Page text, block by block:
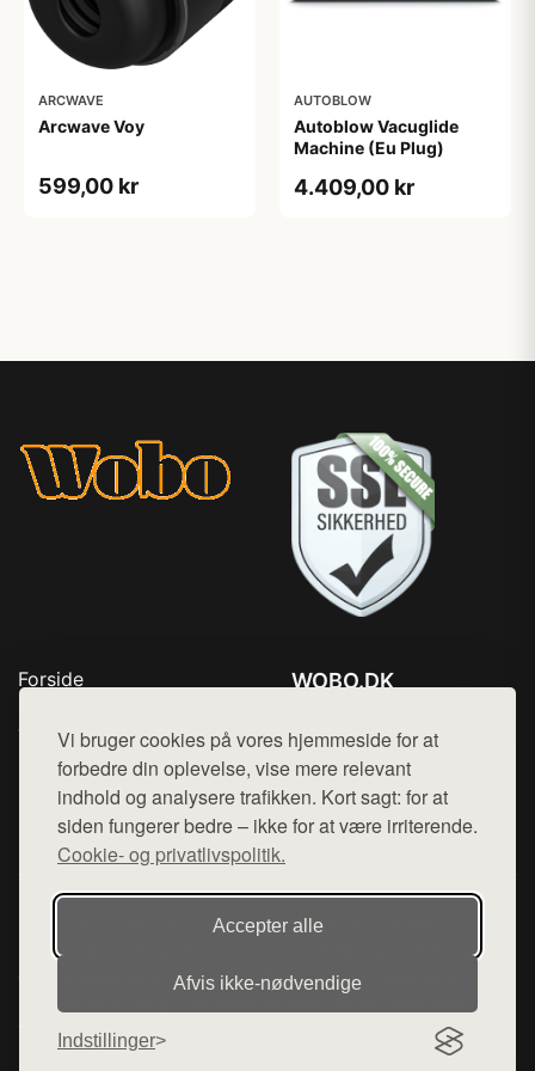
Vi bruger cookies på vores hjemmeside for at
forbedre din oplevelse, vise mere relevant
indhold og analysere trafikken. Kort sagt: for at
siden fungerer bedre – ikke for at være irriterende.
Cookie- og privatlivspolitik.
Accepter alle
Afvis ikke‑nødvendige
Indstillinger
ARCWAVE
Arcwave Voy
599,00 kr
AUTOBLOW
Autoblow Vacuglide
Machine (Eu Plug)
4.409,00 kr
Forside
Top Rabatter
Kontakt
WOBO.DK
Mail: hej@want.dk
Cookie- og privatlivspolitik
Denne side er en del af want.dk, der udgiver en række
hjemmesider med præsentation af forskellige produkter fra
diverse webshops. Der sælges ikke varer fra denne side - vi
henviser til de shops, som sælger varen. Vi har heller ikke
varerne på lager.